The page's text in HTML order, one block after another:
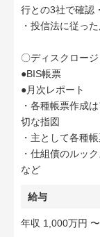
行との3社で確認
・投信法に従っ
〇ディスクロージ
●BIS帳票
●月次レポート
・各種帳票作成
切な指図
・主として各種
・仕組債のルッ
など
給与
年収 1,000万円